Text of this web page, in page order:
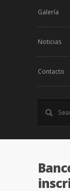
Galería
Noticias
Contacto